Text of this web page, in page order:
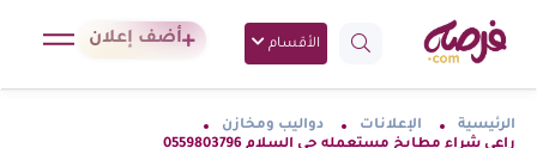
الأقسام أضف إعلان
الرئيسية الإعلانات
دواليب ومخازن